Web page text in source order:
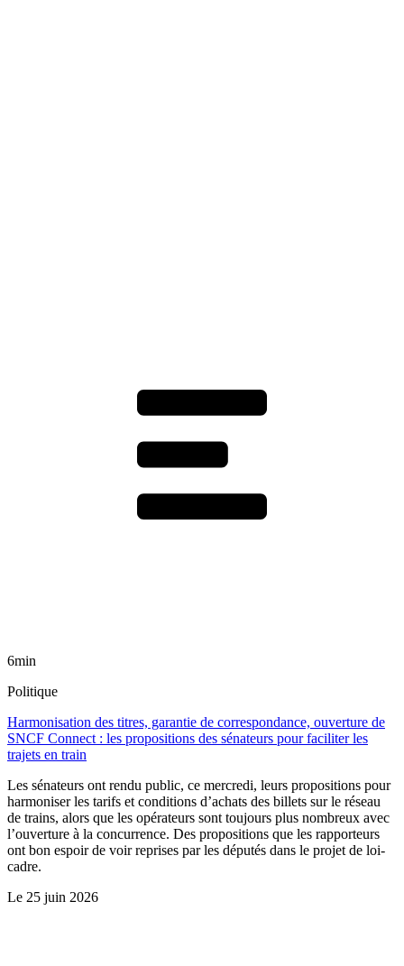
6min
Politique
Harmonisation des titres, garantie de correspondance, ouverture de
SNCF Connect : les propositions des sénateurs pour faciliter les
trajets en train
Les sénateurs ont rendu public, ce mercredi, leurs propositions pour
harmoniser les tarifs et conditions d’achats des billets sur le réseau
de trains, alors que les opérateurs sont toujours plus nombreux avec
l’ouverture à la concurrence. Des propositions que les rapporteurs
ont bon espoir de voir reprises par les députés dans le projet de loi-
cadre.
Le 25 juin 2026